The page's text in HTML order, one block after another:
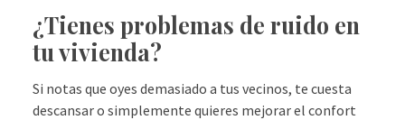
¿Tienes problemas de ruido en
tu vivienda?
Si notas que oyes demasiado a tus vecinos, te cuesta
descansar o simplemente quieres mejorar el confort